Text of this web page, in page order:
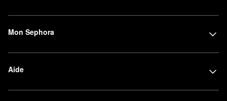
Mon Sephora
Aide